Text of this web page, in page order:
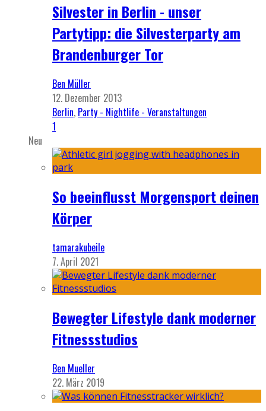
Silvester in Berlin - unser
Partytipp: die Silvesterparty am
Brandenburger Tor
Ben Müller
12. Dezember 2013
Berlin, Party - Nightlife - Veranstaltungen
1
Neu
So beeinflusst Morgensport deinen
Körper
tamarakubeile
7. April 2021
Bewegter Lifestyle dank moderner
Fitnessstudios
Ben Mueller
22. März 2019